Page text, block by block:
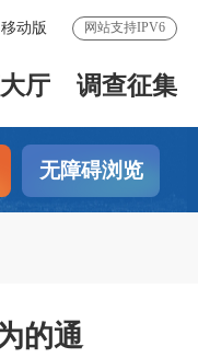
移动版 网站支持IPV6
厅 调查征集
无障碍浏览
的通